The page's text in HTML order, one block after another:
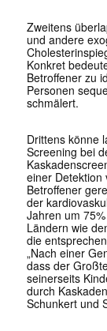
Zweitens
und andere
Konkret
Betroffener zu
Personen
schmälert.
Drittens könne
Screening bei
einer Detektion
Betroffener
der
Jahren um
Ländern wie
die
„Nach einer
dass der
seinerseits
durch
Schunkert und